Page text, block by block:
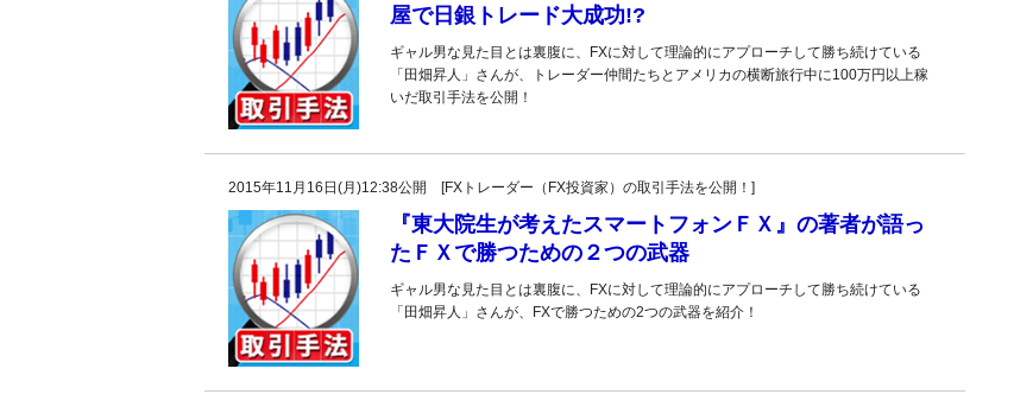
屋で日銀トレード大成功!?
ギャル男な見た目とは裏腹に、FXに対して理論的にアプローチして勝ち続けている
「田畑昇人」さんが、トレーダー仲間たちとアメリカの横断旅行中に100万円以上稼
いだ取引手法を公開！
2015年11月16日(月)12:38公開 [FXトレーダー（FX投資家）の取引手法を公開！]
『東大院生が考えたスマートフォンＦＸ』の著者が語っ
たＦＸで勝つための２つの武器
ギャル男な見た目とは裏腹に、FXに対して理論的にアプローチして勝ち続けている
「田畑昇人」さんが、FXで勝つための2つの武器を紹介！